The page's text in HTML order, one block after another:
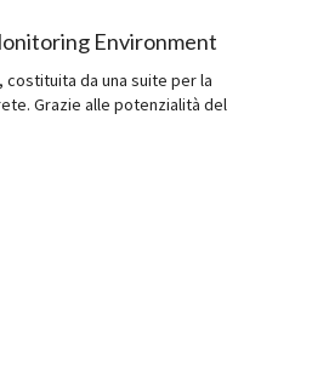
Environment
costituita da una suite per la
Grazie alle potenzialità del